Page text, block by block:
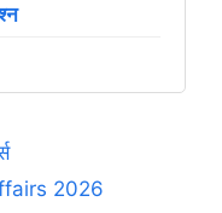
2026